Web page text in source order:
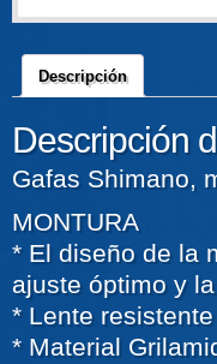
Descripción
Descripción
Gafas Shimano,
MONTURA
* El diseño de la
ajuste óptimo y
* Lente
* Material